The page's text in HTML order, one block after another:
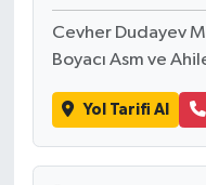
Cevher Dudayev
Boyacı Asm ve
Yol Tarifi Al